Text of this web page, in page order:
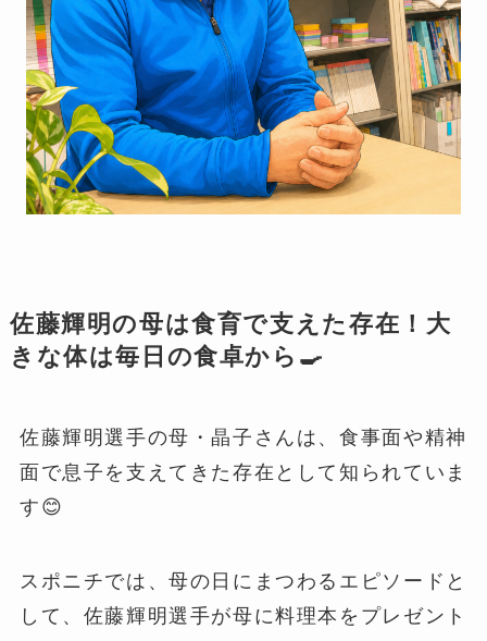
佐藤輝明の母は食育で支えた存在！大
きな体は毎日の食卓から🍳
佐藤輝明選手の母・晶子さんは、食事面や精神
面で息子を支えてきた存在として知られていま
す😊
スポニチでは、母の日にまつわるエピソードと
して、佐藤輝明選手が母に料理本をプレゼント